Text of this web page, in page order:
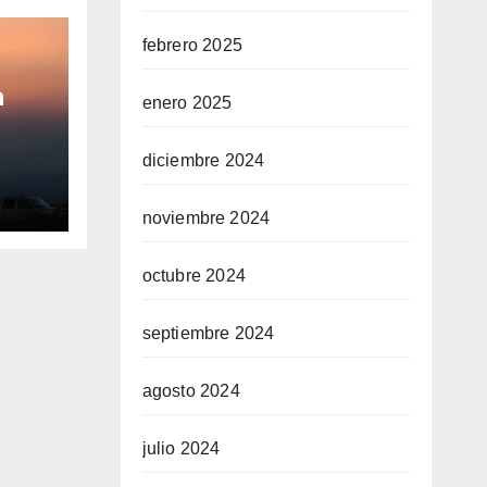
febrero 2025
enero 2025
diciembre 2024
noviembre 2024
octubre 2024
septiembre 2024
agosto 2024
julio 2024